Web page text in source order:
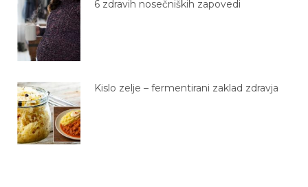
6 zdravih nosečniških zapovedi
Kislo zelje – fermentirani zaklad zdravja